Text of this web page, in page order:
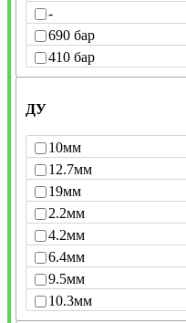
-
690 бар
410 бар
ДУ
10мм
12.7мм
19мм
2.2мм
4.2мм
6.4мм
9.5мм
10.3мм